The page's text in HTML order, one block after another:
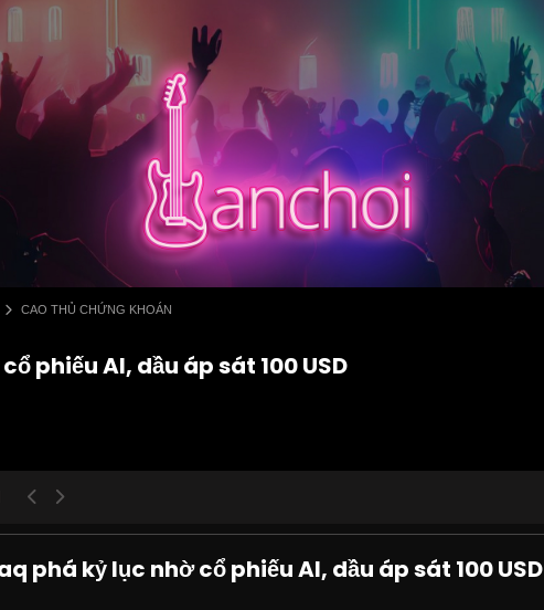
CAO THỦ CHỨNG KHOÁN
phiếu AI, dầu áp sát 100 USD
phá kỷ lục nhờ cổ phiếu AI, dầu áp sát 100 USD